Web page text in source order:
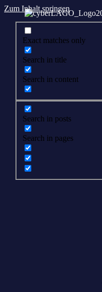
Zum Inhalt springen
Exact matches only
Search in title
Search in content
Search in posts
Search in pages